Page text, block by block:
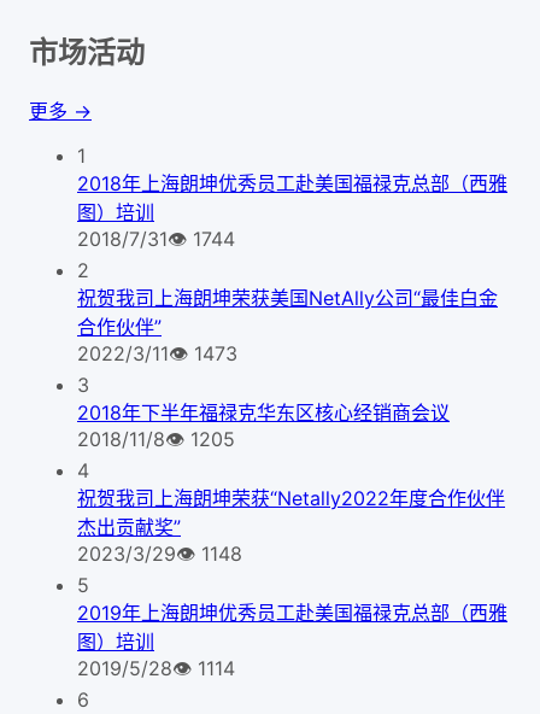
市场活动
更多 →
1
2018年上海朗坤优秀员工赴美国福禄克总部（西雅
图）培训
2018/7/31👁 1744
2
祝贺我司上海朗坤荣获美国NetAlly公司“最佳白金
合作伙伴”
2022/3/11👁 1473
3
2018年下半年福禄克华东区核心经销商会议
2018/11/8👁 1205
4
祝贺我司上海朗坤荣获“Netally2022年度合作伙伴
杰出贡献奖”
2023/3/29👁 1148
5
2019年上海朗坤优秀员工赴美国福禄克总部（西雅
图）培训
2019/5/28👁 1114
6